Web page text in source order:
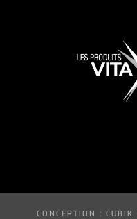
CONCEPTION : CUBIK